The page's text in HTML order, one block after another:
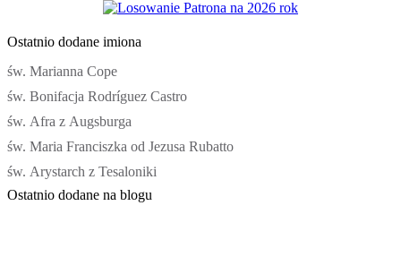
Ostatnio dodane imiona
św. Marianna Cope
św. Bonifacja Rodríguez Castro
św. Afra z Augsburga
św. Maria Franciszka od Jezusa Rubatto
św. Arystarch z Tesaloniki
Ostatnio dodane na blogu